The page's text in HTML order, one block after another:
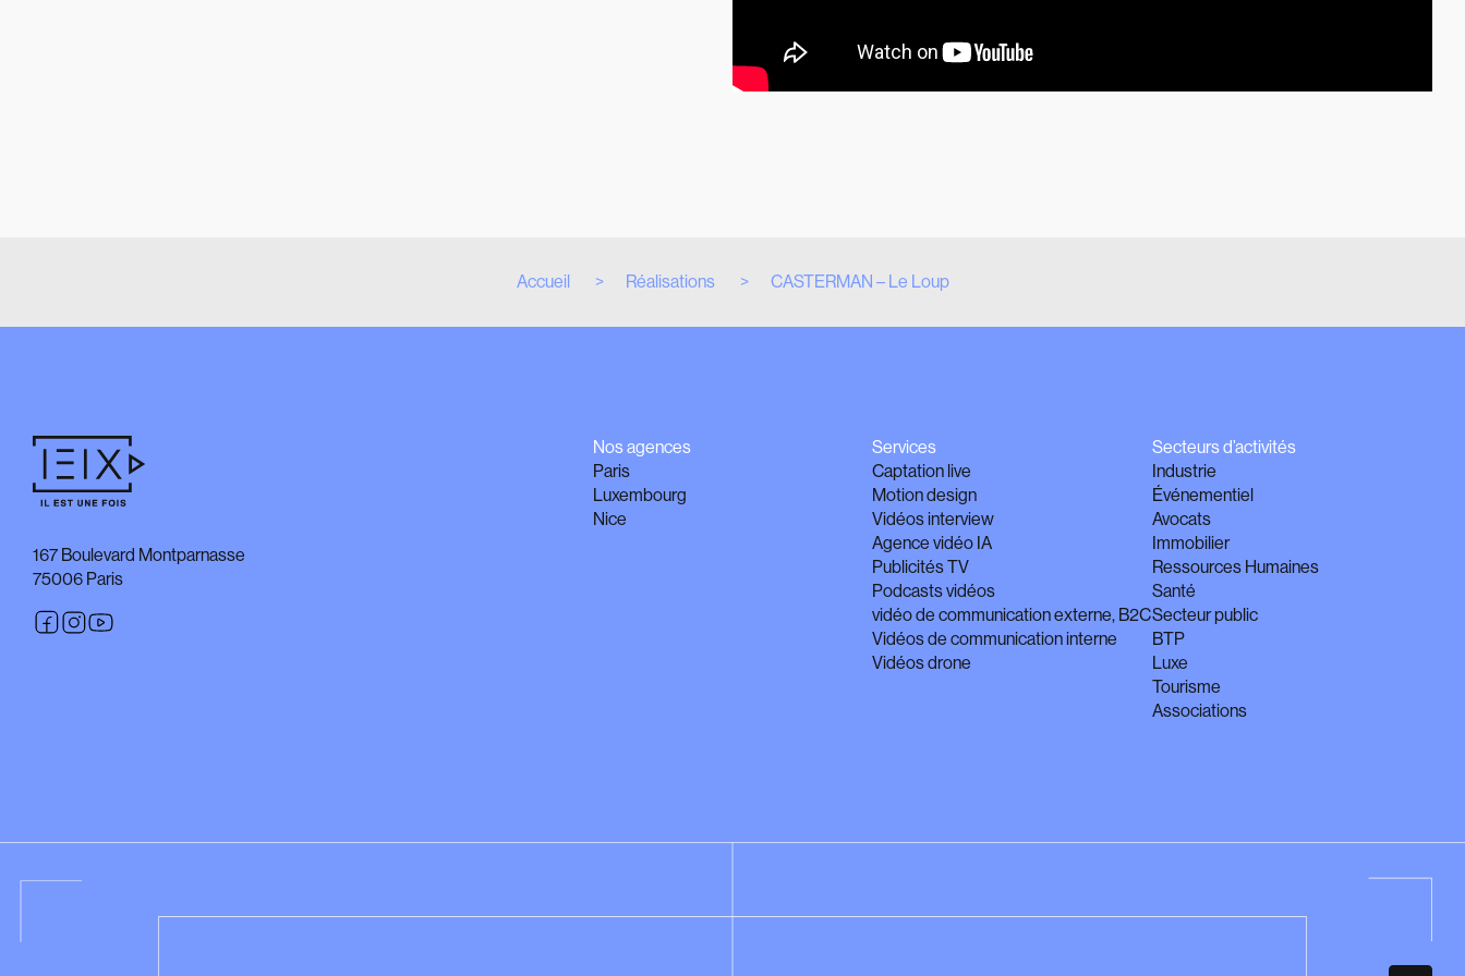
Accueil Réalisations CASTERMAN – Le Loup
167 Boulevard Montparnasse
75006 Paris
Nos agences
Paris
Luxembourg
Nice
Services
Captation live
Motion design
Vidéos interview
Agence vidéo IA
Publicités TV
Podcasts vidéos
vidéo de communication externe, B2C
Vidéos de communication interne
Vidéos drone
Secteurs d’activités
Industrie
Événementiel
Avocats
Immobilier
Ressources Humaines
Santé
Secteur public
BTP
Luxe
Tourisme
Associations